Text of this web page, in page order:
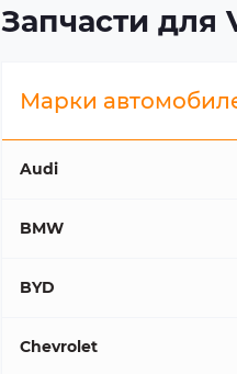
Запчасти для
Марки
Audi
BMW
BYD
Chevrolet